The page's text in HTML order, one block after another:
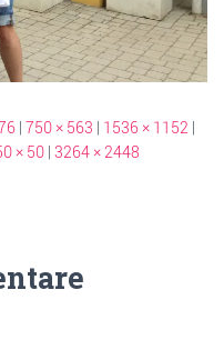
| 750 × 563 | 1536 × 1152 |
× 50 | 3264 × 2448